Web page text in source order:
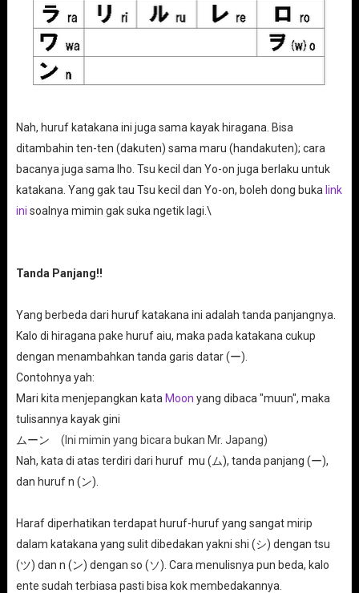
Nah, huruf katakana ini juga sama kayak hiragana. Bisa
ditambahin ten-ten (dakuten) sama maru (handakuten); cara
bacanya juga sama lho. Tsu kecil dan Yo-on juga berlaku untuk
katakana. Yang gak tau Tsu kecil dan Yo-on, boleh dong buka link
ini soalnya mimin gak suka ngetik lagi.\
Tanda Panjang!!
Yang berbeda dari huruf katakana ini adalah tanda panjangnya.
Kalo di hiragana pake huruf aiu, maka pada katakana cukup
dengan menambahkan tanda garis datar (ー).
Contohnya yah:
Mari kita menjepangkan kata Moon yang dibaca "muun", maka
tulisannya kayak gini
ムーン (Ini mimin yang bicara bukan Mr. Japang)
Nah, kata di atas terdiri dari huruf mu (ム), tanda panjang (ー),
dan huruf n (ン).
Haraf diperhatikan terdapat huruf-huruf yang sangat mirip
dalam katakana yang sulit dibedakan yakni shi (シ) dengan tsu
(ツ) dan n (ン) dengan so (ソ). Cara menulisnya pun beda, kalo
ente sudah terbiasa pasti bisa kok membedakannya.